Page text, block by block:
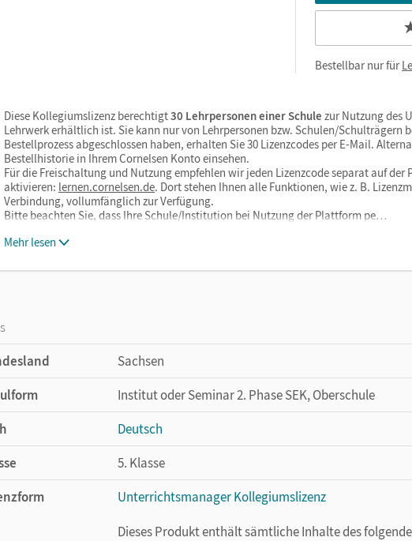
Bestellbar nur für
Diese Kollegiumslizenz berechtigt30 Lehrpersonen einer Schule zur Nutzung des
Lehrwerk erhältlich ist. Sie kann nur von Lehrpersonen bzw. Schulen/Schulträgern
Bestellprozess abgeschlossen haben, erhalten Sie 30 Lizenzcodes per E-Mail.
Bestellhistorie in Ihrem Cornelsen Konto einsehen.
Für die Freischaltung und Nutzung empfehlen wir jeden Lizenzcode separat auf der
aktivieren: lernen.cornelsen.de. Dort stehen Ihnen alle Funktionen, wie z. B.
Verbindung, vollumfänglich zur Verfügung.
Bitte beachten Sie, dass Ihre Schule/Institution bei Nutzung der Plattform pe…
Mehr lesen
Sachsen
Institut oder Seminar 2. Phase SEK, Oberschule
Deutsch
5. Klasse
Unterrichtsmanager Kollegiumslizenz
Dieses Produkt enthält sämtliche Inhalte des